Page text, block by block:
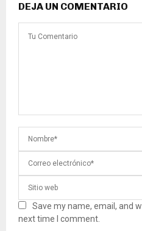
DEJA UN COMENTARIO
Save my name, email, and
next time I comment.